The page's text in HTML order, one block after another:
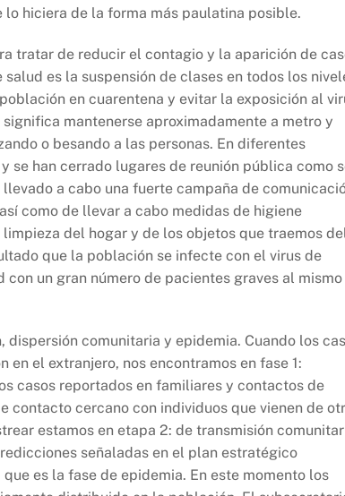
hiciera de la forma más paulatina posible.
tratar de reducir el contagio y la aparición de
es la suspensión de clases en todos los
en cuarentena y evitar la exposición al
mantenerse aproximadamente a metro y
o besando a las personas. En diferentes
se han cerrado lugares de reunión pública como
a cabo una fuerte campaña de
como de llevar a cabo medidas de higiene
del hogar y de los objetos que traemos del
que la población se infecte con el virus de
un gran número de pacientes graves al mismo
comunitaria y epidemia. Cuando los
en el extranjero, nos encontramos en fase 1:
casos reportados en familiares y contactos de
contacto cercano con individuos que vienen de
estamos en etapa 2: de transmisión
señaladas en el plan estratégico
es la fase de epidemia. En este momento los